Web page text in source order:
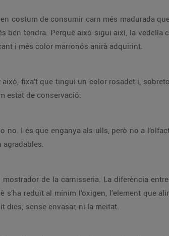
costum de consumir carn més madurada
ben tendra. Perquè això sigui així, la
i més color marronós anirà adquirint.
fixa’t que tingui un color rosadet i,
estat de conservació.
I és que enganya als ulls, però no a
agradables.
de la carnisseria. La diferència entre
reduït al mínim l’oxigen, l’element que
dies; sense envasar, ni la meitat.